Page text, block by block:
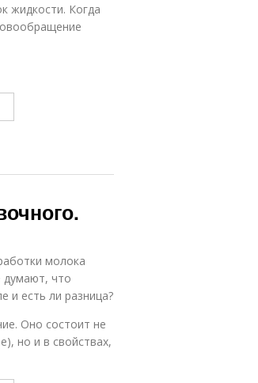
жидкости. Когда
молока
думают, что
и есть ли разница?
Оно состоит не
но и в свойствах,